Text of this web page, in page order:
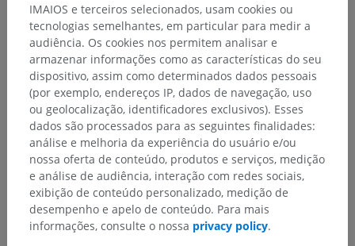
Anatomia comparativa em humanos
Traduções
Encontrou um erro?
Não hesite em nos sugerir uma correção, tradução ou
melhora de conteúdo.
IMAIOS e terceiros selecionados, usam cookies ou
tecnologias semelhantes, em particular para medir a
audiência. Os cookies nos permitem analisar e
armazenar informações como as características do seu
dispositivo, assim como determinados dados pessoais
(por exemplo, endereços IP, dados de navegação, uso
ou geolocalização, identificadores exclusivos). Esses
dados são processados para as seguintes finalidades:
análise e melhoria da experiência do usuário e/ou
nossa oferta de conteúdo, produtos e serviços, medição
e análise de audiência, interação com redes sociais,
exibição de conteúdo personalizado, medição de
desempenho e apelo de conteúdo. Para mais
informações, consulte o nossa privacy policy.